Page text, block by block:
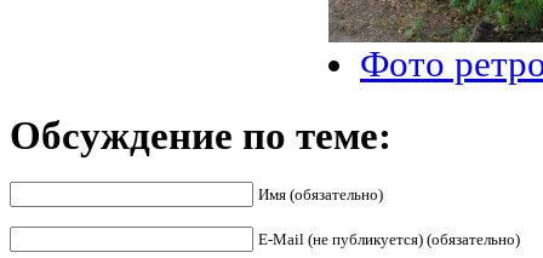
Фото
Обсуждение по теме:
Имя (обязательно)
E-Mail (не публикуется) (обязательно)